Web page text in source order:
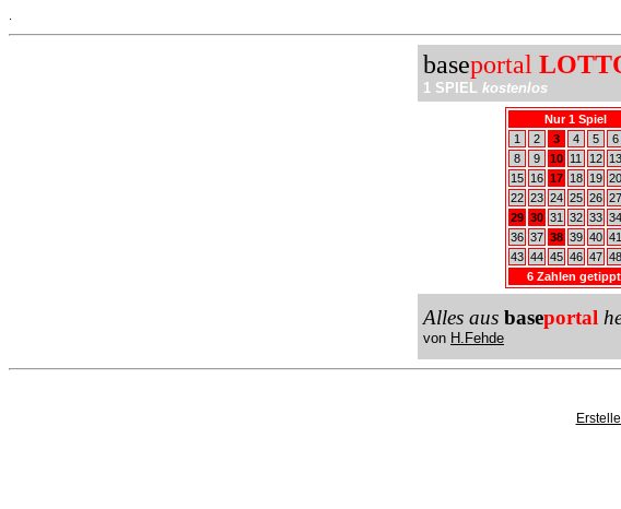
baseportal
1 SPIEL kostenlos
Nur 1 Spiel
1
2 3 4 5 6
8
9 10 11 12 13
15
16 17 18 19 20
22 23 24 25 26 27
29 30 31 32 33 34
36 37 38 39 40 41
43 44 45 46 47 48
6 Zahlen
Alles aus baseportal
von H.Fehde